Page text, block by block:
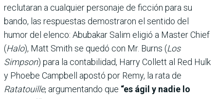
reclutaran a cualquier personaje de ficción para su
bando, las respuestas demostraron el sentido del
humor del elenco: Abubakar Salim eligió a Master Chief
(Halo), Matt Smith se quedó con Mr. Burns (Los
Simpson) para la contabilidad, Harry Collett al Red Hulk
y Phoebe Campbell apostó por Remy, la rata de
Ratatouille, argumentando que “es ágil y nadie lo